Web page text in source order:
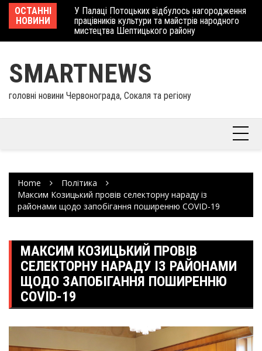
Skip
content
ОСТАННІ
НОВИНИ
У Палаці Потоцьких відбулось нагородження
працівників культури та майстрів народного
мистецтва Шептицького району
SMARTNEWS
головні новини Червонограда, Сокаля та регіону
Home
Політика
Максим Козицький провів селекторну нараду із
районами щодо запобігання поширенню COVID-19
МАКСИМ КОЗИЦЬКИЙ ПРОВІВ
СЕЛЕКТОРНУ НАРАДУ ІЗ РАЙОНАМИ
ЩОДО ЗАПОБІГАННЯ ПОШИРЕННЮ
COVID-19